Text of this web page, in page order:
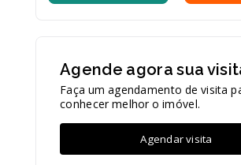
Agende agora sua
Faça um agendamento de visita
conhecer melhor o imóvel.
Agendar visita